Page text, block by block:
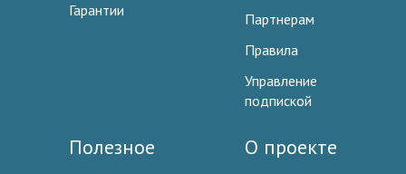
Гарантии
Партнерам
Правила
Управление
подпиской
Полезное О проекте